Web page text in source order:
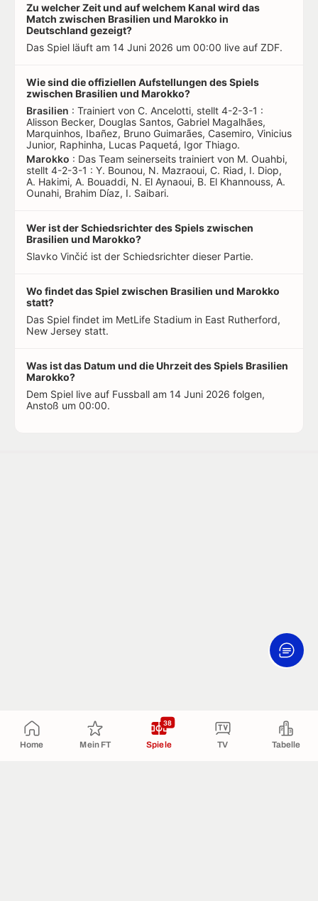
Home Mein FT Spiele
38
TV Tabelle
Zu welcher Zeit und auf welchem Kanal wird das
Match zwischen Brasilien und Marokko in
Deutschland gezeigt?
Das Spiel läuft am 14 Juni 2026 um 00:00 live auf ZDF.
Wie sind die offiziellen Aufstellungen des Spiels
zwischen Brasilien und Marokko?
Brasilien : Trainiert von C. Ancelotti, stellt 4-2-3-1 :
Alisson Becker, Douglas Santos, Gabriel Magalhães,
Marquinhos, Ibañez, Bruno Guimarães, Casemiro, Vinicius
Junior, Raphinha, Lucas Paquetá, Igor Thiago.
Marokko : Das Team seinerseits trainiert von M. Ouahbi,
stellt 4-2-3-1 : Y. Bounou, N. Mazraoui, C. Riad, I. Diop,
A. Hakimi, A. Bouaddi, N. El Aynaoui, B. El Khannouss, A.
Ounahi, Brahim Díaz, I. Saibari.
Wer ist der Schiedsrichter des Spiels zwischen
Brasilien und Marokko?
Slavko Vinčić ist der Schiedsrichter dieser Partie.
Wo findet das Spiel zwischen Brasilien und Marokko
statt?
Das Spiel findet im MetLife Stadium in East Rutherford,
New Jersey statt.
Was ist das Datum und die Uhrzeit des Spiels Brasilien
Marokko?
Dem Spiel live auf Fussball am 14 Juni 2026 folgen,
Anstoß um 00:00.